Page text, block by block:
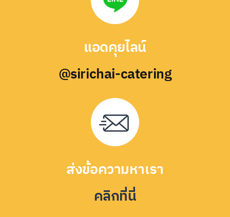
แอดคุยไลน์
@sirichai-catering
ส่งข้อความหาเรา
คลิกที่นี่